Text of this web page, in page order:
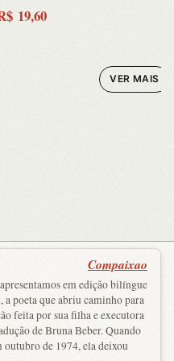
19,60
VER MAIS
Compaixao
em edição bilíngue
poeta que abriu caminho para
feita por sua filha e executora
de Bruna Beber. Quando
de 1974, ela deixou